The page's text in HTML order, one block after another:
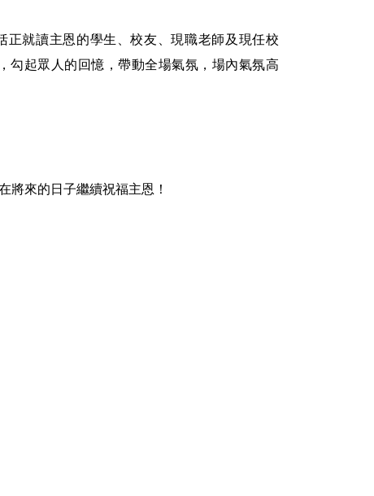
正就讀主恩的學生、校友、現職老師及現任校
勾起眾人的回憶，帶動全場氣氛，場內氣氛高
將來的日子繼續祝福主恩！